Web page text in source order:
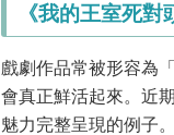
《我的王室死對
戲劇作品常被形容為
會真正鮮活起來。近
魅力完整呈現的例子